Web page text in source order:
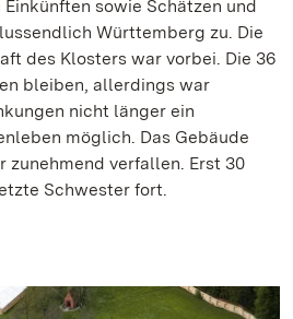
sowie Schätzen und
Württemberg zu. Die
des Klosters war vorbei. Die 36
bleiben, allerdings war
nicht länger ein
möglich. Das Gebäude
zunehmend verfallen. Erst 30
Schwester fort.